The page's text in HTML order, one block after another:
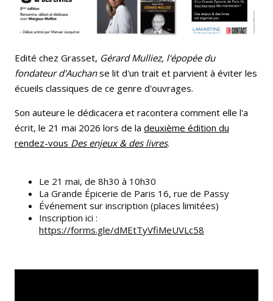
Edité chez Grasset, Gérard Mulliez, l'épopée du
fondateur d'Auchanse lit d'un trait et parvient à éviter les
écueils classiques de ce genre d'ouvrages.
Son auteure le dédicacera et racontera comment elle l'a
écrit, le 21 mai 2026 lors de la deuxième édition du
rendez-vous Des enjeux & des livres.
Le 21 mai, de 8h30 à 10h30
La Grande Épicerie de Paris 16, rue de Passy
Événement sur inscription (places limitées)
Inscription ici :
https://forms.gle/dMEtTyVfiMeUVLc58